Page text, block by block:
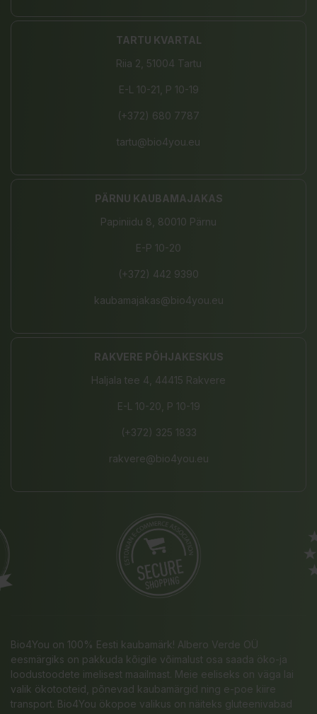
TARTU KVARTAL
Riia 2, 51004 Tartu
E-L 10-21, P 10-19
(+372) 680 7787
tartu@bio4you.eu
PÄRNU KAUBAMAJAKAS
Papiniidu 8, 80010 Pärnu
E-P 10-20
(+372) 442 9390
kaubamajakas@bio4you.eu
RAKVERE PÕHJAKESKUS
Haljala tee 4, 44415 Rakvere
E-L 10-20, P 10-19
(+372) 325 1833
rakvere@bio4you.eu
Bio4You on 100% Eesti kaubamärk! Albero Verde OÜ
eesmärgiks on pakkuda kõigile võimalust osa saada öko-ja
loodustoodete imelisest maailmast. Meie eeliseks on väga lai
valik ökotooteid, põnevad kaubamärgid ning e-poe kiire
transport. Bio4You ökopoe valikus on näiteks gluteenivabad